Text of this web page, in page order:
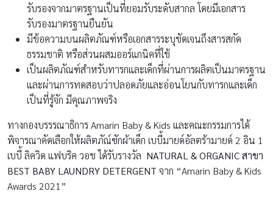
รับรองจากมาตรฐานเป็นที่ยอมรับระดับสากล โดยมีเอกสาร
รับรองมาตรฐานยืนยัน
มีข้อความบนผลิตภัณฑ์หรือเอกสารระบุชัดเจนถึงสารสกัด
ธรรมชาติ หรือส่วนผสมออร์แกนิคที่ใช้
เป็นผลิตภัณฑ์สำหรับทารกและเด็กที่ผ่านการผลิตเป็นมาตรฐาน
และผ่านการทดสอบว่าปลอดภัยและอ่อนโยนกับทารกและเด็ก
เป็นที่รู้จัก มีคุณภาพจริง
ทางกองบรรรณาธิการ Amarin Baby & Kids และคณะกรรมการได้
พิจารณาคัดเลือกให้ผลิตภัณ์ซักผ้าเด็ก เบบี้มายด์อัลตร้ามายด์ 2 อิน 1
เบบี้ ลิควิด แฟบริค วอช ได้รับรางวัล NATURAL & ORGANICสาขา
BEST BABY LAUNDRY DETERGENT จาก “Amarin Baby & Kids
Awards 2021”